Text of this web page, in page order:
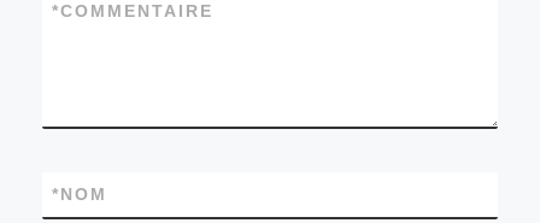
COMMENTAIRE
*
NOM
*